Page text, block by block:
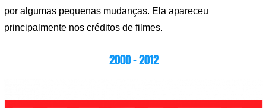
por algumas pequenas mudanças. Ela apareceu
principalmente nos créditos de filmes.
2000 – 2012